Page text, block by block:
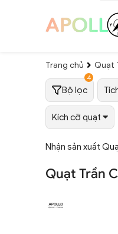
Trang chủ Quạt
Bộ lọc
4
Kích cỡ quạt
Nhận sản xuất
Quạt Trần